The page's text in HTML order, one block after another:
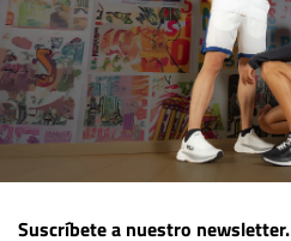
Suscríbete a nuestro newsletter.